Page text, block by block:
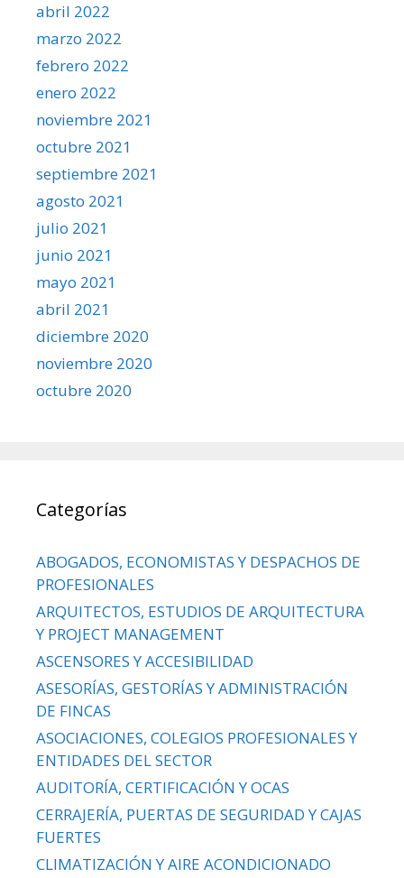
abril 2022
marzo 2022
febrero 2022
enero 2022
noviembre 2021
octubre 2021
septiembre 2021
agosto 2021
julio 2021
junio 2021
mayo 2021
abril 2021
diciembre 2020
noviembre 2020
octubre 2020
Categorías
ABOGADOS, ECONOMISTAS Y DESPACHOS DE
PROFESIONALES
ARQUITECTOS, ESTUDIOS DE ARQUITECTURA
Y PROJECT MANAGEMENT
ASCENSORES Y ACCESIBILIDAD
ASESORÍAS, GESTORÍAS Y ADMINISTRACIÓN
DE FINCAS
ASOCIACIONES, COLEGIOS PROFESIONALES Y
ENTIDADES DEL SECTOR
AUDITORÍA, CERTIFICACIÓN Y OCAS
CERRAJERÍA, PUERTAS DE SEGURIDAD Y CAJAS
FUERTES
CLIMATIZACIÓN Y AIRE ACONDICIONADO